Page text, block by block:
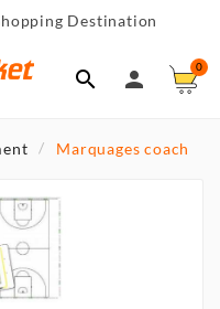
Destination
 
0
Marquages coach